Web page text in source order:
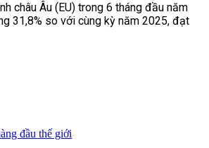
châu Âu (EU) trong 6 tháng đầu năm
31,8% so với cùng kỳ năm 2025, đạt
đầu thế giới